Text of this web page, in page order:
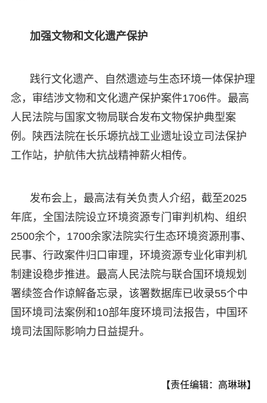
加强文物和文化遗产保护
践行文化遗产、自然遗迹与生态环境一体保护理
念，审结涉文物和文化遗产保护案件1706件。最高
人民法院与国家文物局联合发布文物保护典型案
例。陕西法院在长乐塬抗战工业遗址设立司法保护
工作站，护航伟大抗战精神薪火相传。
发布会上，最高法有关负责人介绍，截至2025
年底，全国法院设立环境资源专门审判机构、组织
2500余个，1700余家法院实行生态环境资源刑事、
民事、行政案件归口审理，环境资源专业化审判机
制建设稳步推进。最高人民法院与联合国环境规划
署续签合作谅解备忘录，该署数据库已收录55个中
国环境司法案例和10部年度环境司法报告，中国环
境司法国际影响力日益提升。
【责任编辑：高琳琳】